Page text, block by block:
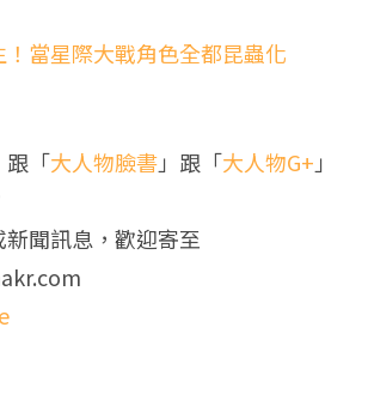
當星際大戰角色全都昆蟲化
跟「大人物臉書」跟「大人物G+ 」
聞訊息，歡迎寄至